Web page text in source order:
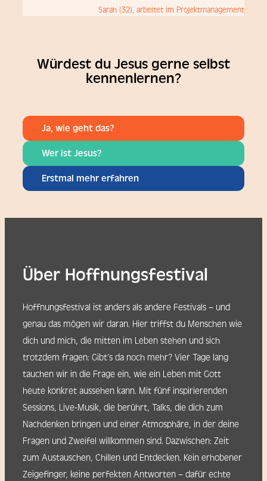
Sarah (32), arbeitet im Projektmanagement
Würdest du Jesus gerne selbst
kennenlernen?
Ja, wie geht das?
Wer ist Jesus?
Erstmal mehr erfahren
Über Hoffnungsfestival
Hoffnungsfestival ist anders als andere Festivals – und
genau das mögen wir daran. Hier triffst du Menschen wie
dich und mich, die mitten im Leben stehen und sich
trotzdem fragen: Gibt’s da noch mehr? Vier Tage lang
tauchen wir in die Frage ein, wie ein Leben mit Gott
heute konkret aussehen kann. Mit fünf inspirierenden
Sessions, Live-Musik, die berührt, Talks, die dich zum
Nachdenken bringen und einer Atmosphäre, in der deine
Fragen und Zweifel willkommen sind. Dazwischen: Zeit
zum Austauschen, Chillen und Entdecken. Kein erhobener
Zeigefinger, keine perfekten Antworten – dafür echte